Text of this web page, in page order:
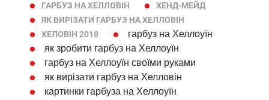
ГАРБУЗ НА ХЕЛЛОВІН
ХЕНД-МЕЙД
ЯК ВИРІЗАТИ ГАРБУЗ НА ХЕЛЛОВІН
ХЕЛОВІН 2018
гарбуз на Хеллоуїн
як зробити гарбуз на Хеллоуїн
гарбуз на Хеллоуїн своїми руками
як вирізати гарбуз на Хелловін
картинки гарбуза на Хеллоуїн